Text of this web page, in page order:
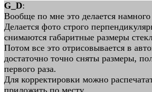
G_D:
Вообще по мне это делается
Делается фото строго
снимаются габаритные размеры
Потом все это отрисовывается в
достаточно точно сняты размеры,
первого раза.
Для корректировки можно
приложить по месту.